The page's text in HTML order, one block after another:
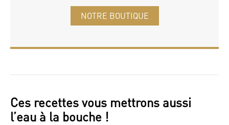
NOTRE BOUTIQUE
Ces recettes vous mettrons aussi
l’eau à la bouche !